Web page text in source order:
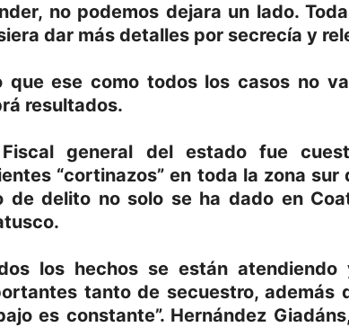
no podemos dejara un lado.
dar más detalles por secrecía y
que ese como todos los casos no
resultados.
general del estado fue
“cortinazos” en toda la zona
de delito no solo se ha dado en
los hechos se están
tanto de secuestro, además
es constante”. Hernández